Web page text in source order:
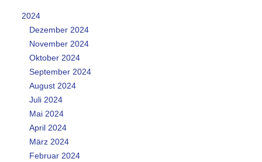
2024
Dezember 2024
November 2024
Oktober 2024
September 2024
August 2024
Juli 2024
Mai 2024
April 2024
März 2024
Februar 2024